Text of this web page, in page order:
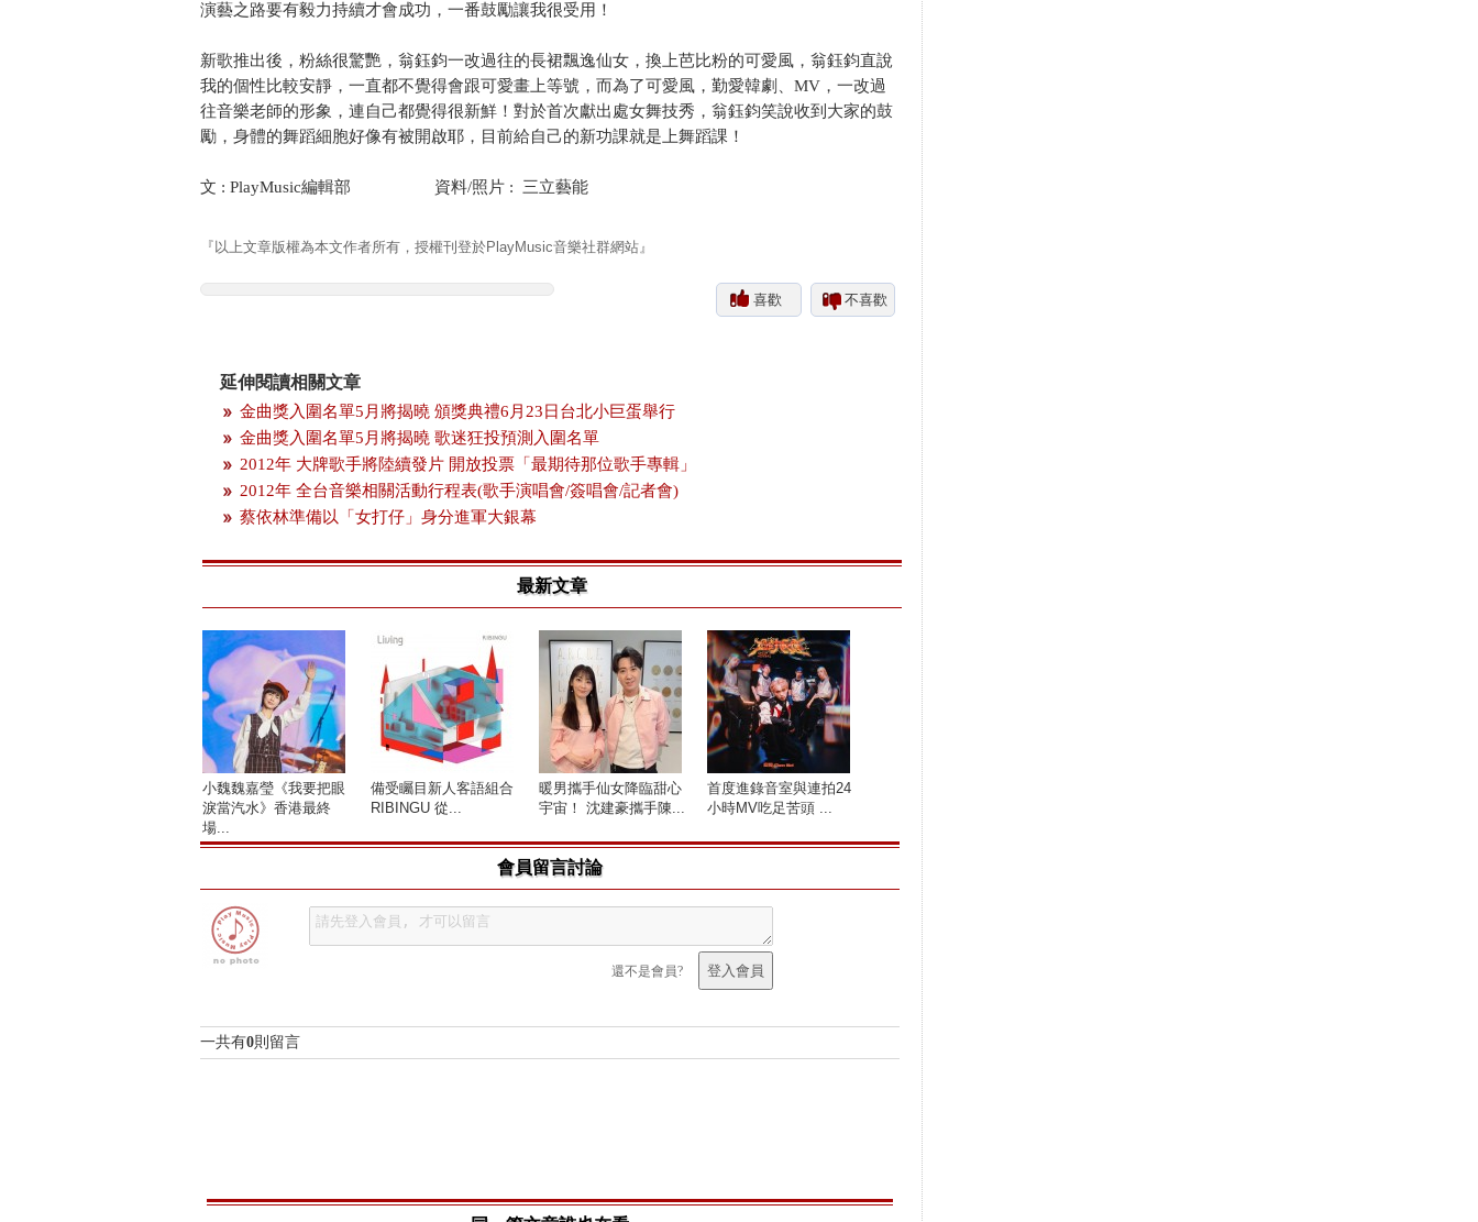
演藝之路要有毅力持續才會成功，一番鼓勵讓我很受用！
新歌推出後，粉絲很驚艷，翁鈺鈞一改過往的長裙飄逸仙女，換上芭比粉的可愛風，翁鈺鈞直說
我的個性比較安靜，一直都不覺得會跟可愛畫上等號，而為了可愛風，勤愛韓劇、MV，一改過
往音樂老師的形象，連自己都覺得很新鮮！對於首次獻出處女舞技秀，翁鈺鈞笑說收到大家的鼓
勵，身體的舞蹈細胞好像有被開啟耶，目前給自己的新功課就是上舞蹈課！
文 : PlayMusic編輯部 資料/照片 : 三立藝能
『以上文章版權為本文作者所有，授權刊登於PlayMusic音樂社群網站』
喜歡 不喜歡
延伸閱讀相關文章
金曲獎入圍名單5月將揭曉 頒獎典禮6月23日台北小巨蛋舉行
金曲獎入圍名單5月將揭曉 歌迷狂投預測入圍名單
2012年 大牌歌手將陸續發片 開放投票「最期待那位歌手專輯」
2012年 全台音樂相關活動行程表(歌手演唱會/簽唱會/記者會)
蔡依林準備以「女打仔」身分進軍大銀幕
最新文章
小魏魏嘉瑩《我要把眼
淚當汽水》香港最終
場...
備受矚目新人客語組合
RIBINGU 從...
暖男攜手仙女降臨甜心
宇宙！ 沈建豪攜手陳...
首度進錄音室與連拍24
小時MV吃足苦頭 ...
會員留言討論
還不是會員?
一共有0則留言